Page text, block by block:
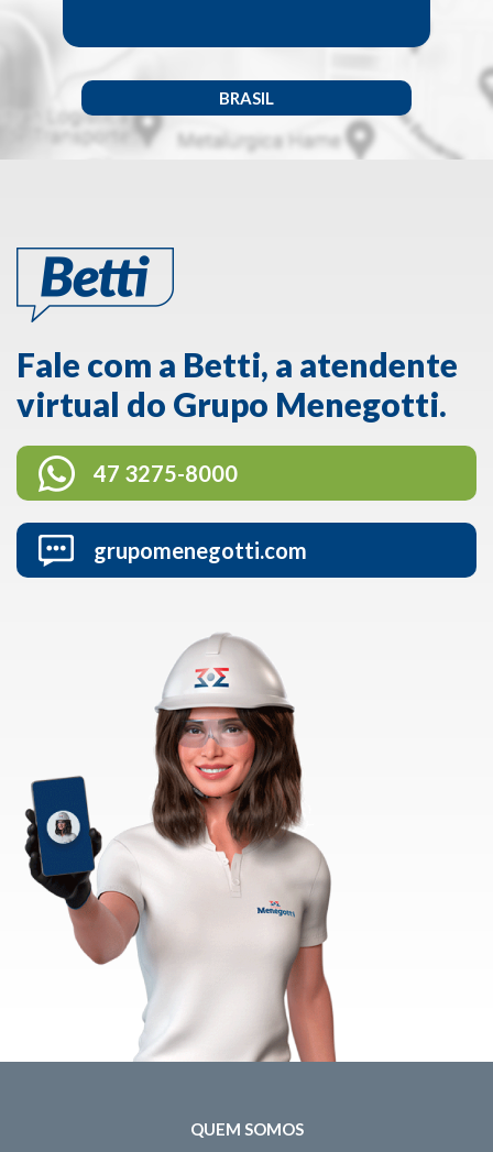
BRASIL
Fale com a Betti, a atendente
virtual do Grupo Menegotti.
47 3275-8000
grupomenegotti.com
QUEM SOMOS